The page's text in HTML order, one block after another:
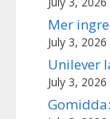
Mer
July 3, 2026
Unilever
July 3, 2026